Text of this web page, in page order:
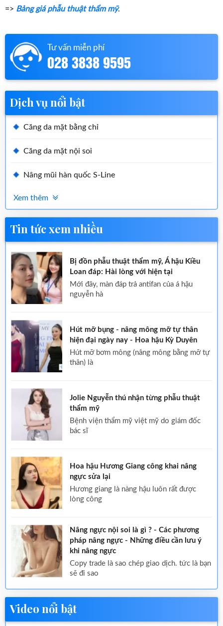
=> Bảng giá phẫu thuật thẩm mỹ.
Tư vấn miễn phí
028 3838 9595
Dịch vụ nổi bật
Căng da mặt bằng chỉ
Căng da mặt nội soi
Nâng mũi hàn quốc S-Line
Xem thêm
Tin tức xem nhiều
Bị đồn phẫu thuật thẩm mỹ, Á hậu Kiều
Loan đáp: Hài lòng với hiện tại
mới đây, màn đáp trả antifan của á hậu
nguyễn hà
Hút mỡ bụng - nâng mông mỡ tự thân
hiện đại ngày nay - Hoa hậu Kỳ Duyên
hút mỡ bơm mông (nâng mông bằng mỡ tự
thân) là
Jolie Nguyễn thú nhận từng phẫu thuật
thẩm mỹ
bệnh viện thẩm mỹ việt mỹ do giám đốc
bác sĩ
Hoa hậu Hương Giang công khai nâng
ngực sửa lại
hương giang là nàng hậu luôn rất được
lòng công
Nâng ngực nội soi là gì ? - Các phương
pháp nâng ngực - Những điều cần lưu ý
khi nâng ngực
copy trade là sao chép giao dịch. tức là bạn
sẽ đi sao
Video nổi bật